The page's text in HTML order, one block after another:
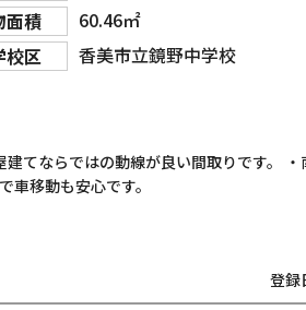
面積
60.46㎡
校区 香美市立鏡野中学校
てならではの動線が良い間取りです。
移動も安心です。
登録